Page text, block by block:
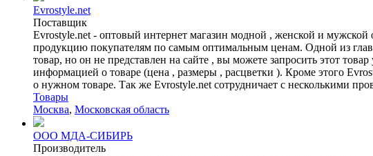
Evrostyle.net
Поставщик
Evrostyle.net - оптовый интернет магазин модной , женской и
продукцию покупателям по самым оптимальным ценам. Одной из
товар, но он не представлен на сайте , вы можете запросить этот
информацией о товаре (цена , размеры , расцветки ). Кроме этого
о нужном товаре. Так же Evrostyle.net сотрудничает с несколькими
Товары
Москва, Московская область
ООО МДА-СИБИРЬ
Производитель